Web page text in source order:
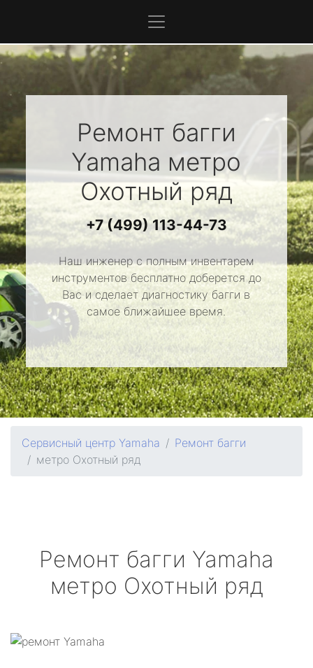
Ремонт багги
Yamaha метро
Охотный ряд
+7 (499) 113-44-73
Наш инженер с полным инвентарем
инструментов бесплатно доберется до
Вас и сделает диагностику багги в
самое ближайшее время.
Сервисный центр Yamaha
Ремонт багги
метро Охотный ряд
Ремонт багги Yamaha
метро Охотный ряд